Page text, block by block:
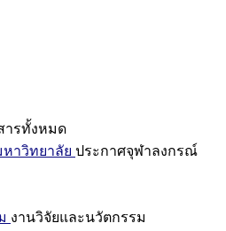
ารทั้งหมด
าวิทยาลัย ประกาศจุฬาลงกรณ์
งานวิจัยและนวัตกรรม